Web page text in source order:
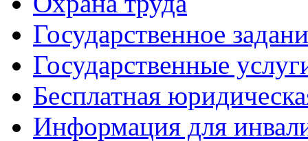
Государственное
Государственные
Бесплатная
Информация для